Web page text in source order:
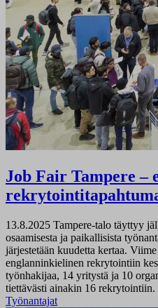
Job Fair Tampere –
13.8.2025 Tampere-talo täyttyy
osaamisesta ja paikallisista
järjestetään kuudetta kertaa.
englanninkielinen rekrytointiin
työnhakijaa, 14 yritystä ja 10
tiettävästi ainakin 16 rekrytointiin.
Työnantajat